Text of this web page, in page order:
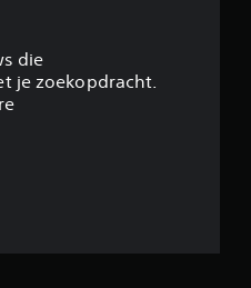
die
je zoekopdracht.